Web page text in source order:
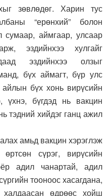
зөвлөдөг. Харин тус
“ерөнхий” болон
сумаар, аймгаар, улсаар
эздийнхээ хулгайг
эздийнхээ олзыг
бүх аймагт, бүр улс
бүх хонь вирүсийн
үхнэ, бүгдэд нь вакцин
тэдний хийдэг ганц ажил
амьд вакцин хэрэглэж
сүрэг, вирүсийн
адил чанартай, адил
тооноос хасагдана,
өдрөөс хойш